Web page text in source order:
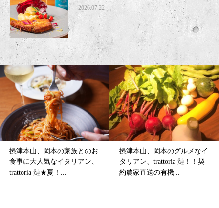
2026.07.22
摂津本山、岡本のグルメなイ
タリアン、trattoria 漣！！契
約農家直送の有機...
摂津本山、岡本のイタリア
ン、trattoria 漣｜白ワインと
お料理のマリアージ...